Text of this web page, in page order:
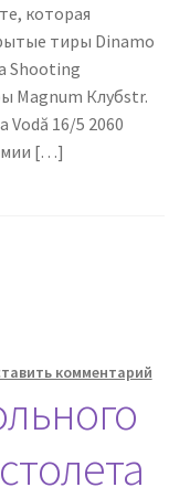
которая
тиры Dinamo
Shooting
Magnum Клубstr.
Vodă 16/5 2060
[…]
комментарий